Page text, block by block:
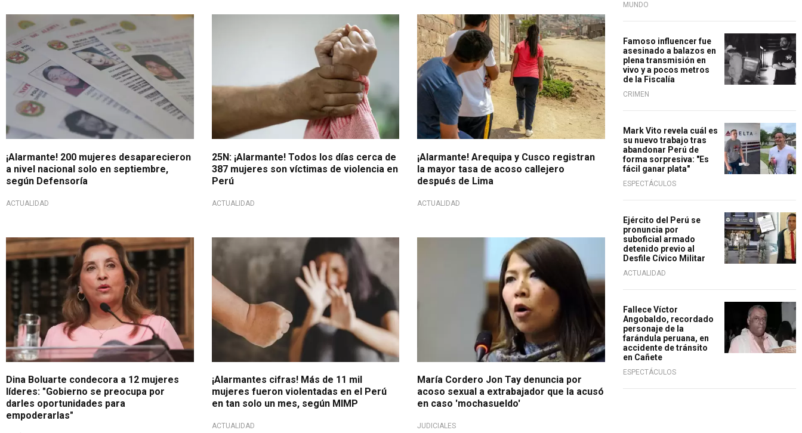
Falta de acciones efectivas
¡Alarmante! 200 mujeres desaparecieron
a nivel nacional solo en septiembre,
según Defensoría
ACTUALIDAD
25N: ¡Alarmante! Todos los días cerca de
387 mujeres son víctimas de violencia en
Perú
ACTUALIDAD
Problemática nacional
¡Alarmante! Arequipa y Cusco registran
la mayor tasa de acoso callejero
después de Lima
ACTUALIDAD
Importante
Dina Boluarte condecora a 12 mujeres
líderes: "Gobierno se preocupa por
darles oportunidades para
empoderarlas"
Problemática estructural
¡Alarmantes cifras! Más de 11 mil
mujeres fueron violentadas en el Perú
en tan solo un mes, según MIMP
ACTUALIDAD
María Cordero Jon Tay denuncia por
acoso sexual a extrabajador que la acusó
en caso 'mochasueldo'
JUDICIALES
MUNDO
Famoso influencer fue
asesinado a balazos en
plena transmisión en
vivo y a pocos metros
de la Fiscalía
CRIMEN
Mark Vito revela cuál es
su nuevo trabajo tras
abandonar Perú de
forma sorpresiva: "Es
fácil ganar plata"
ESPECTÁCULOS
Ejército del Perú se
pronuncia por
suboficial armado
detenido previo al
Desfile Cívico Militar
ACTUALIDAD
Fallece Víctor
Angobaldo, recordado
personaje de la
farándula peruana, en
accidente de tránsito
en Cañete
ESPECTÁCULOS